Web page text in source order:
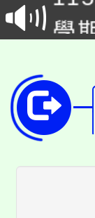
程
學
版
公
代
「
車
桃
生
公